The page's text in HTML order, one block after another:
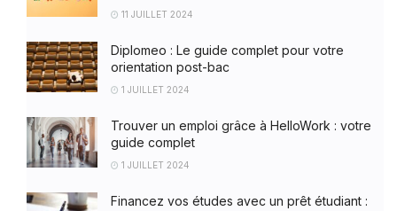
11 JUILLET 2024
Diplomeo : Le guide complet pour votre
orientation post-bac
1 JUILLET 2024
Trouver un emploi grâce à HelloWork : votre
guide complet
1 JUILLET 2024
Financez vos études avec un prêt étudiant :